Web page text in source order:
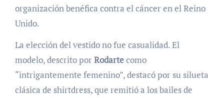
organización benéfica contra el cáncer en el Reino
Unido.
La elección del vestido no fue casualidad. El
modelo, descrito porRodartecomo
“intrigantemente femenino”, destacó por su silueta
clásica de shirtdress, que remitió a los bailes de